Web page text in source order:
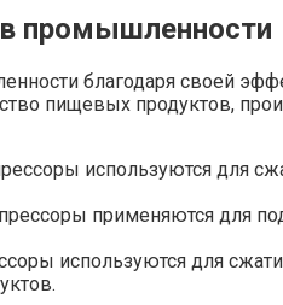
промышленности
благодаря своей
пищевых продуктов,
используются для
применяются для
используются для